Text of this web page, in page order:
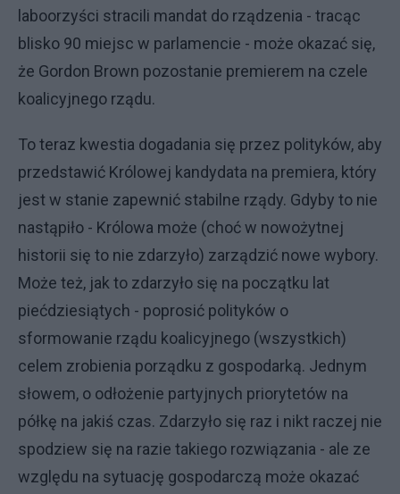
laboorzyści stracili mandat do rządzenia - tracąc
blisko 90 miejsc w parlamencie - może okazać się,
że Gordon Brown pozostanie premierem na czele
koalicyjnego rządu.
To teraz kwestia dogadania się przez polityków, aby
przedstawić Królowej kandydata na premiera, który
jest w stanie zapewnić stabilne rządy. Gdyby to nie
nastąpiło - Królowa może (choć w nowożytnej
historii się to nie zdarzyło) zarządzić nowe wybory.
Może też, jak to zdarzyło się na początku lat
piećdziesiątych - poprosić polityków o
sformowanie rządu koalicyjnego (wszystkich)
celem zrobienia porządku z gospodarką. Jednym
słowem, o odłożenie partyjnych priorytetów na
półkę na jakiś czas. Zdarzyło się raz i nikt raczej nie
spodziew się na razie takiego rozwiązania - ale ze
względu na sytuację gospodarczą może okazać